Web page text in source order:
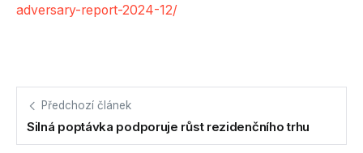
adversary-report-2024-12/
Předchozí článek
Silná poptávka podporuje růst rezidenčního trhu